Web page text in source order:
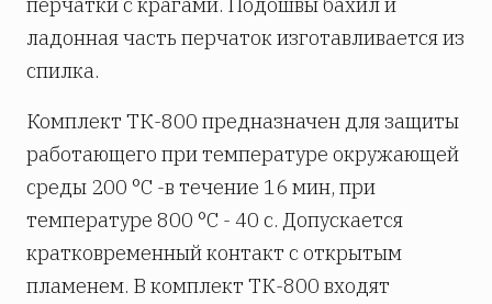
ладонная часть перчаток изготавливается из
спилка.
Комплект ТК-800 предназначен для защиты
работающего при температуре окружающей
среды 200 °С -в течение 16 мин, при
температуре 800 °С - 40 с. Допускается
кратковременный контакт с открытым
пламенем. В комплект ТК-800 входят